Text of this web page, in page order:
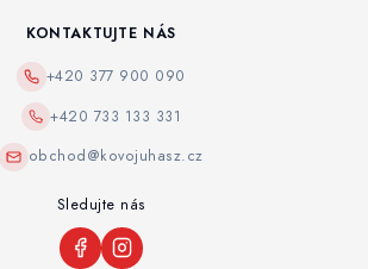
KONTAKTUJTE NÁS
+420 377 900 090
+420 733 133 331
obchod@kovojuhasz.cz
Sledujte nás